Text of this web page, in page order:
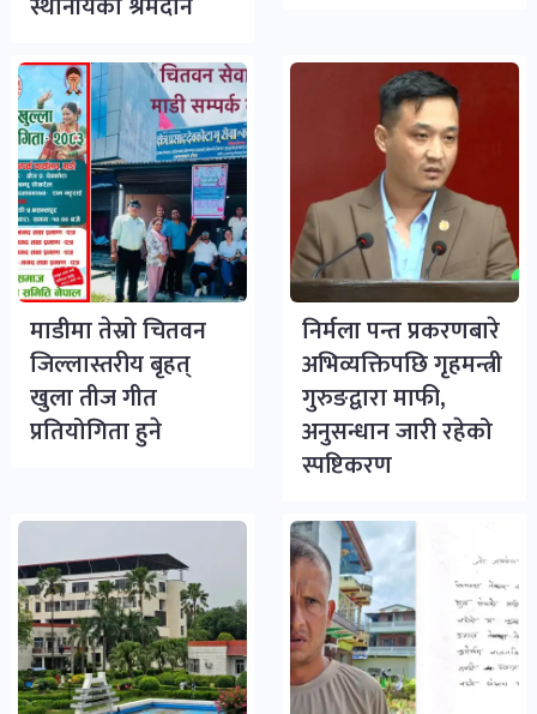
माडीमा तेस्रो चितवन
जिल्लास्तरीय बृहत्
खुला तीज गीत
प्रतियोगिता हुने
निर्मला पन्त प्रकरणबारे
अभिव्यक्तिपछि गृहमन्त्री
गुरुङद्वारा माफी,
अनुसन्धान जारी रहेको
स्पष्टिकरण